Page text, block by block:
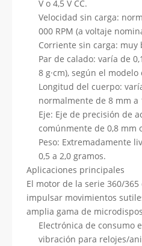
V o 4,5 V CC.
Velocidad sin carga:
000 RPM (a voltaje
Corriente sin carga: muy
Par de calado: varía de
8 g·cm), según el modelo
Longitud del cuerpo:
normalmente de 8 mm
Eje: Eje de precisión de
comúnmente de 0,8 mm
Peso: Extremadamente
0,5 a 2,0 gramos.
Aplicaciones principales
El motor de la serie 360/
impulsar movimientos
amplia gama de
Electrónica de consumo
vibración para relojes/